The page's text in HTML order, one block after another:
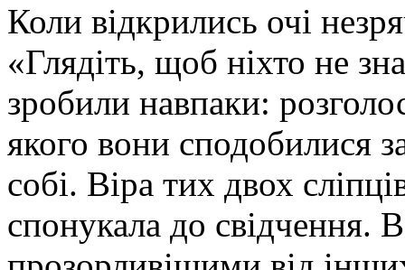
Коли відкрились очі
«Глядіть, щоб ніхто не
зробили навпаки:
якого вони сподобилися
собі. Віра тих двох
спонукала до свідчення.